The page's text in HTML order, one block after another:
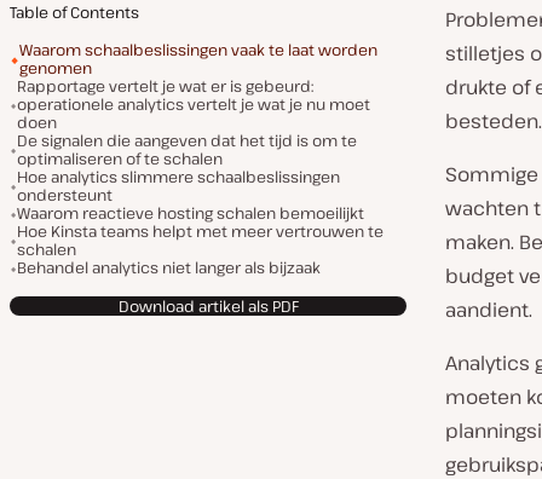
Table of Contents
Waarom schaalbeslissingen vaak te laat worden
genomen
Rapportage vertelt je wat er is gebeurd:
operationele analytics vertelt je wat je nu moet
doen
De signalen die aangeven dat het tijd is om te
optimaliseren of te schalen
Hoe analytics slimmere schaalbeslissingen
ondersteunt
Waarom reactieve hosting schalen bemoeilijkt
Hoe Kinsta teams helpt met meer vertrouwen te
schalen
Behandel analytics niet langer als bijzaak
Download artikel als PDF
stilletjes
drukte of
besteden.
wachten
maken.
budget
aandient.
Analytics
moeten